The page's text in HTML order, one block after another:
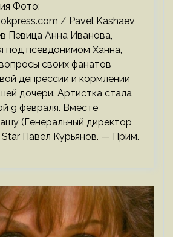
Фото:
/ Pavel Kashaev,
Певица Анна Иванова,
под псевдонимом Ханна,
своих фанатов
депрессии и кормлении
дочери. Артистка стала
9 февраля. Вместе
(Генеральный директор
Павел Курьянов. — Прим.